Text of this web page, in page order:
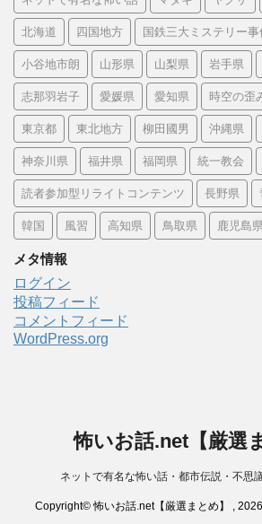
北海道 四国地方 国鉄三大ミステリー事
小谷地市朗 山形県 山梨県 岩手県
志那羽岩子 愛媛県 愛知県 時空の歪
東京都 東北地方 柳田國男 沖縄県
神奈川県 福井県 福岡県 統一教会
読者参加型リライトコンテンツ 長野県
韓国 風習 高知県 鳥取県 鹿児島
メタ情報
ログイン
投稿フィード
コメントフィード
WordPress.org
怖いお話.net【厳選
ネットで有名な怖い話・都市伝説・不思
Copyright© 怖いお話.net【厳選まとめ】 ,